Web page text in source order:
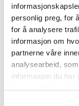
personlig preg, for
for å analysere
informasjon om
partnerne våre
analysearbeid,
informasjon du har